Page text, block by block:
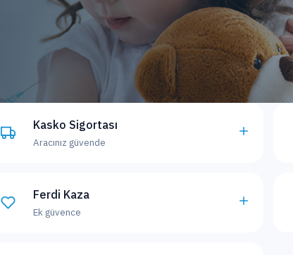
Kasko Sigortası
Aracınız güvende
Ferdi Kaza
Ek güvence